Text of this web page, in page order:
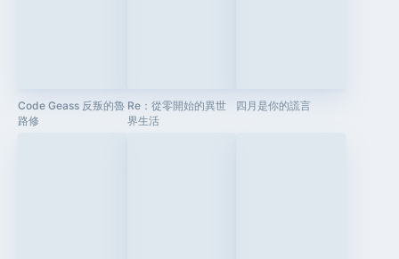
Code Geass 反叛的魯
路修
Re：從零開始的異世
界生活
四月是你的謊言